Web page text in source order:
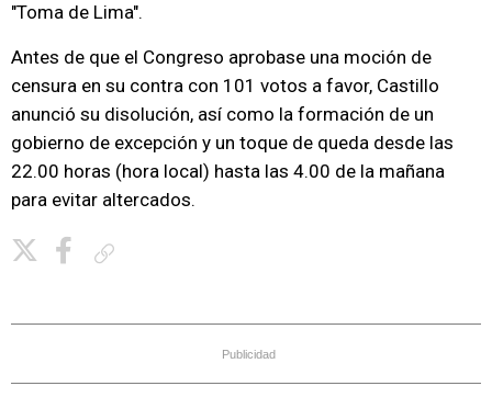
"Toma de Lima".
Antes de que el Congreso aprobase una moción de
censura en su contra con 101 votos a favor, Castillo
anunció su disolución, así como la formación de un
gobierno de excepción y un toque de queda desde las
22.00 horas (hora local) hasta las 4.00 de la mañana
para evitar altercados.
Publicidad